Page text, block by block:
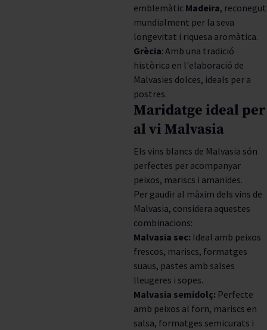
emblemàtic Madeira, reconegut
mundialment per la seva
longevitat i riquesa aromàtica.
Grècia: Amb una tradició
històrica en l'elaboració de
Malvasies dolces, ideals per a
postres.
Maridatge ideal per
al vi Malvasia
Els vins blancs de Malvasia són
perfectes per acompanyar
peixos, mariscs i amanides.
Per gaudir al màxim dels vins de
Malvasia, considera aquestes
combinacions:
Malvasia sec: Ideal amb peixos
frescos, mariscs, formatges
suaus, pastes amb salses
lleugeres i sopes.
Malvasia semidolç: Perfecte
amb peixos al forn, mariscs en
salsa, formatges semicurats i